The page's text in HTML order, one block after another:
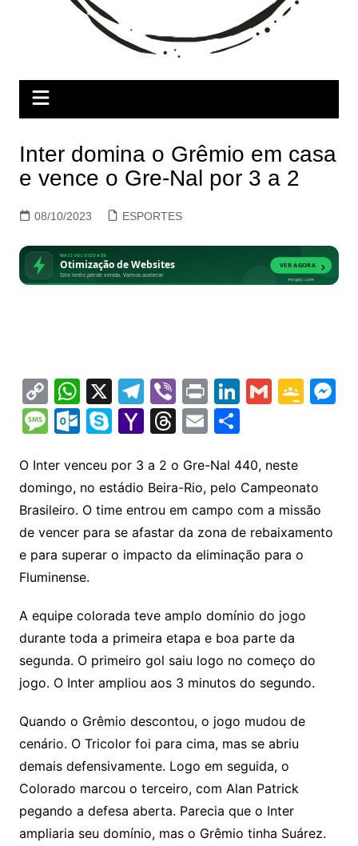
Inter domina o Grêmio em casa
e vence o Gre-Nal por 3 a 2
08/10/2023 ESPORTES
C
o
p
y
Li
n
k
W
h
at
s
A
p
p
X T
el
e
gr
a
m
Vi
b
er
Pr
in
t
Li
n
k
e
dI
n
G
l
G
e
Cl
a
o
m
M
M
s
s
a
g
e
O
lo
o
k.
c
o
S
y
p
e
Y
h
o
o
M
T
e
a
d
s
E
ai
l
S
ar
e
O Inter venceu por 3 a 2 o Gre-Nal 440, neste
domingo, no estádio Beira-Rio, pelo Campeonato
Brasileiro. O time entrou em campo com a missão
de vencer para se afastar da zona de rebaixamento
e para superar o impacto da eliminação para o
Fluminense.
A equipe colorada teve amplo domínio do jogo
durante toda a primeira etapa e boa parte da
segunda. O primeiro gol saiu logo no começo do
jogo. O Inter ampliou aos 3 minutos do segundo.
Quando o Grêmio descontou, o jogo mudou de
cenário. O Tricolor foi para cima, mas se abriu
demais defensivamente. Logo em seguida, o
Colorado marcou o terceiro, com Alan Patrick
pegando a defesa aberta. Parecia que o Inter
ampliaria seu domínio, mas o Grêmio tinha Suárez.